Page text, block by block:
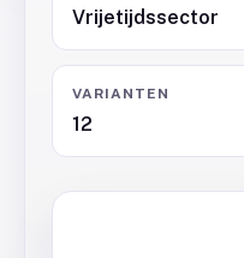
Vrijetijdssector
VARIANTEN
12